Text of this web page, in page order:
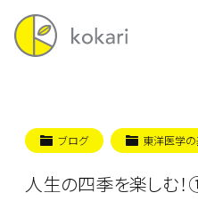
ブログ 東洋医学
人生の四季を楽しむ